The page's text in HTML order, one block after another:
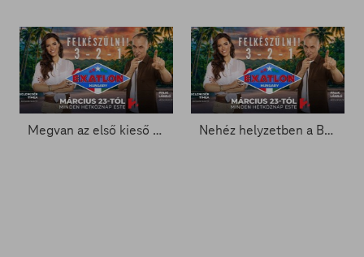
Megvan az első kieső - Exatlon 5. rész Nehéz helyzetben a Bajnokok - Exatlon 4. rész